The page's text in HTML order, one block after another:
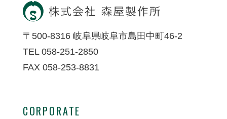
〒500-8316 岐阜県岐阜市島田中町46-2
TEL 058-251-2850
FAX 058-253-8831
CORPORATE